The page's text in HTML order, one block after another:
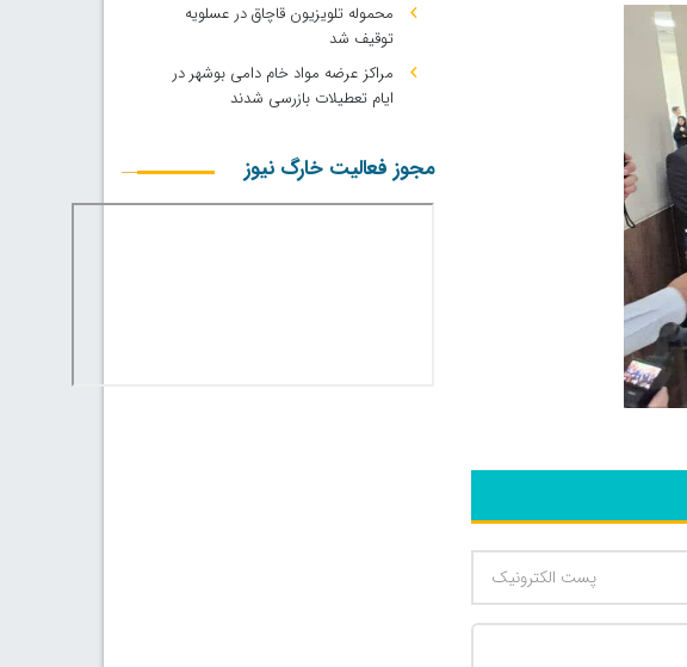
محموله تلویزیون قاچاق در عسلویه
توقیف شد
مراکز عرضه مواد خام دامی بوشهر در
ایام تعطیلات بازرسی شدند
مجوز فعالیت خارگ نیوز